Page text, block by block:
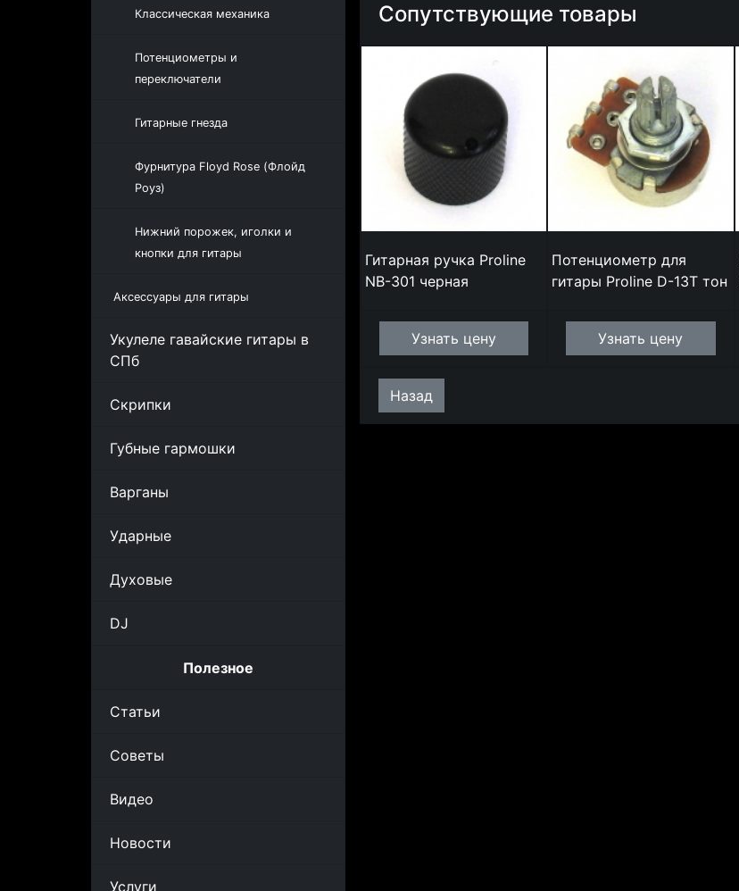
Классическая механика
Потенциометры и
переключатели
Гитарные гнезда
Фурнитура Floyd Rose (Флойд
Роуз)
Нижний порожек, иголки и
кнопки для гитары
Аксессуары для гитары
Укулеле гавайские гитары в
СПб
Скрипки
Губные гармошки
Варганы
Ударные
Духовые
DJ
Полезное
Статьи
Советы
Видео
Новости
Услуги
Сопутствующие товары
Гитарная ручка Proline
NB-301 черная
Узнать цену
Потенциометр для
гитары Proline D-13T тон
Узнать цену
Назад